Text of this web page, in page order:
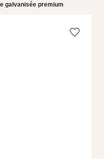
galvanisée premium
favorite_border